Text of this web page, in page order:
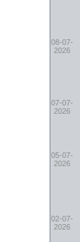
08-07-
2026
07-07-
2026
05-07-
2026
02-07-
2026